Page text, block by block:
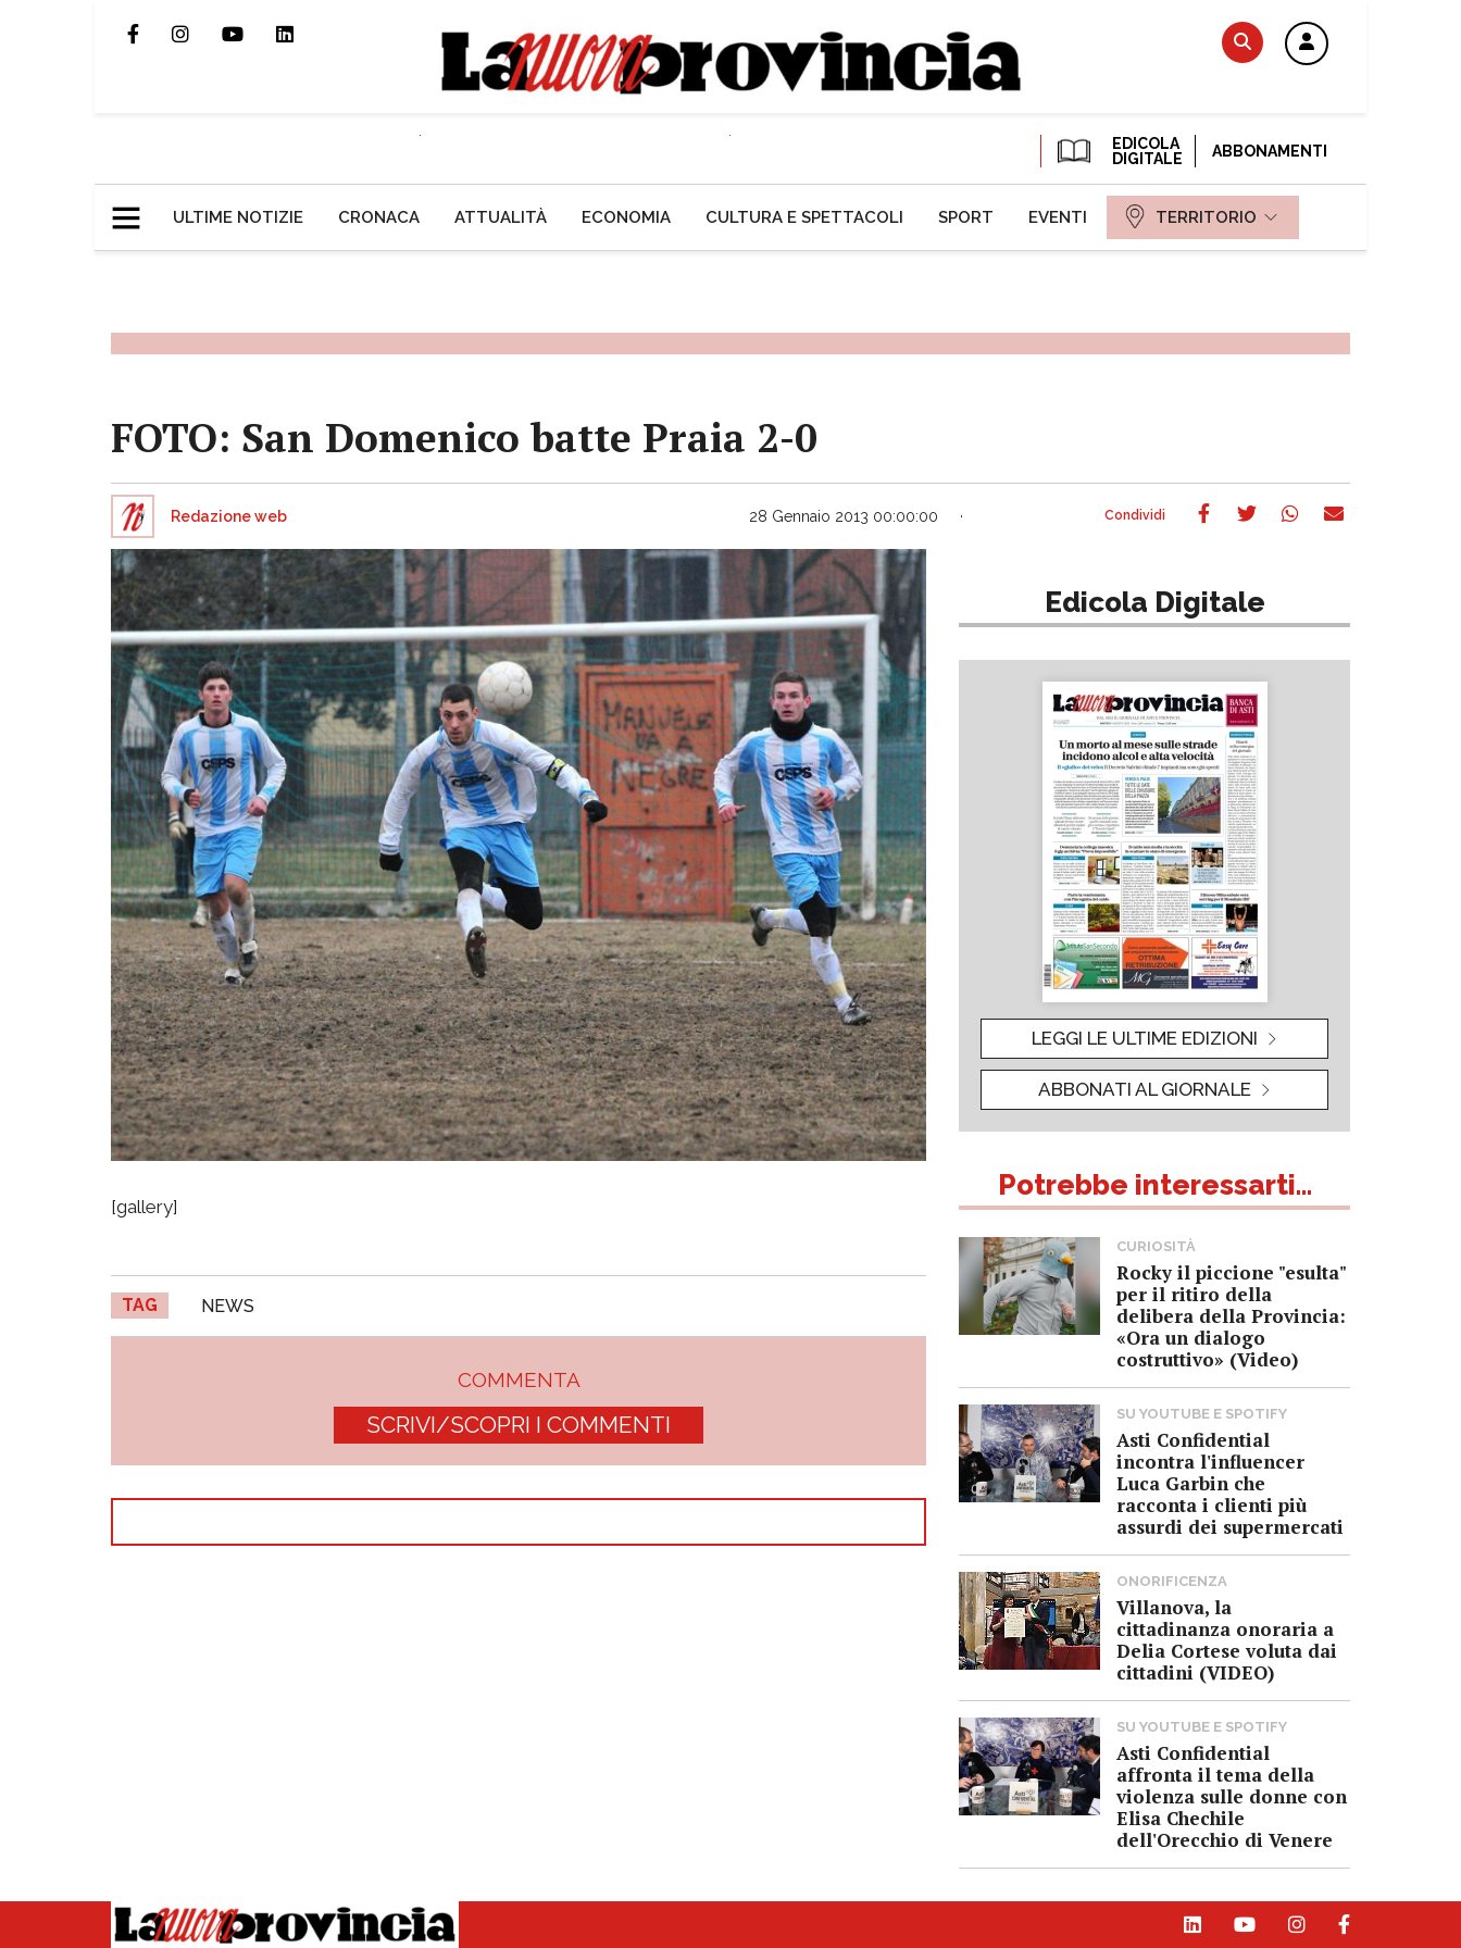
EDICOLA
DIGITALE
ABBONAMENTI
ULTIME NOTIZIE CRONACA ATTUALITÀ ECONOMIA CULTURA E SPETTACOLI SPORT EVENTI TERRITORIO
FOTO: San Domenico batte Praia 2-0
Redazione web 28 Gennaio 2013 00:00:00
[gallery]
TAG NEWS
COMMENTA
SCRIVI/SCOPRI I COMMENTI
Edicola Digitale
LEGGI LE ULTIME EDIZIONI
ABBONATI AL GIORNALE
Potrebbe interessarti...
CURIOSITÀ
Rocky il piccione "esulta"
per il ritiro della
delibera della Provincia:
«Ora un dialogo
costruttivo» (Video)
SU YOUTUBE E SPOTIFY
Asti Confidential
incontra l'influencer
Luca Garbin che
racconta i clienti più
assurdi dei supermercati
ONORIFICENZA
Villanova, la
cittadinanza onoraria a
Delia Cortese voluta dai
cittadini (VIDEO)
SU YOUTUBE E SPOTIFY
Asti Confidential
affronta il tema della
violenza sulle donne con
Elisa Chechile
dell'Orecchio di Venere